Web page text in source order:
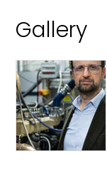
Gallery